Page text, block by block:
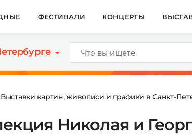
ФЕСТИВАЛИ КОНЦЕРТЫ
Выставки картин, живописи и графики в Санкт-
Николая и